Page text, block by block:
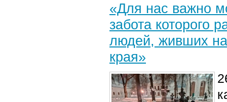
«Для нас важно
забота которого
людей, живших на
края»